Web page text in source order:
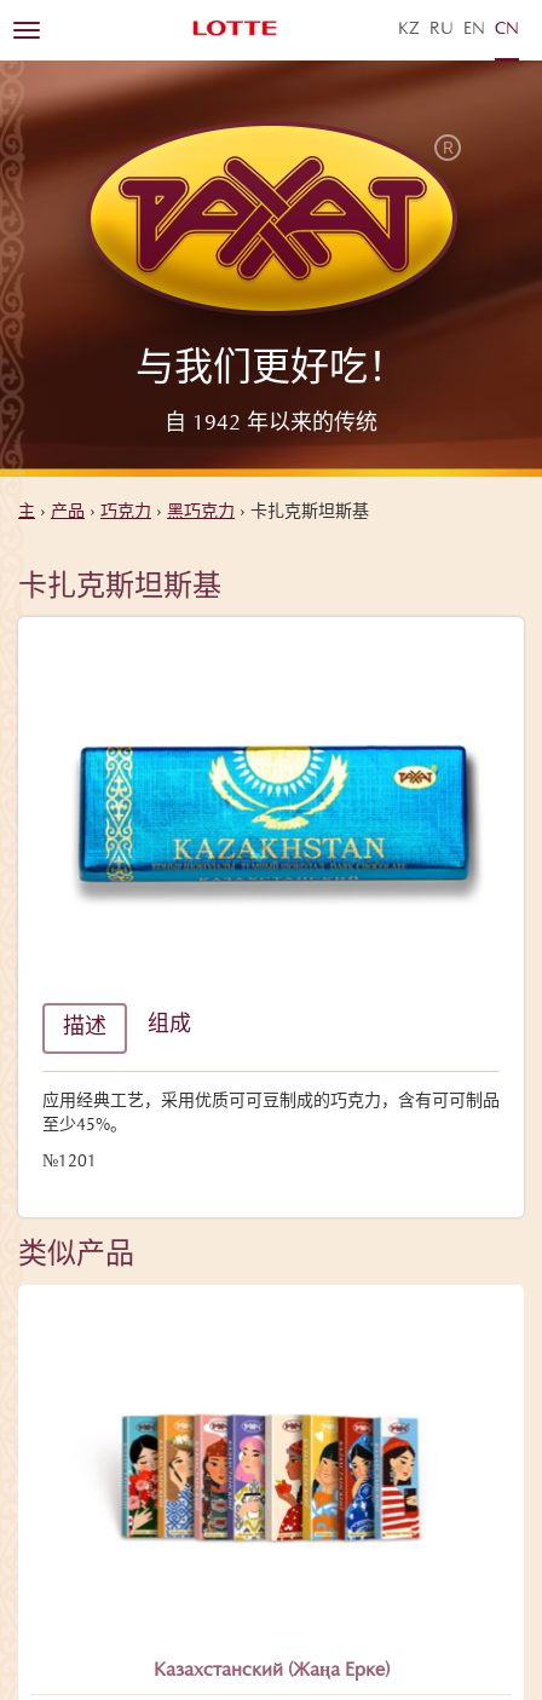
KZ RU EN ZH
与我们更好吃！
自 1942 年以来的传统
Toggle
navigation
主 › 产品 › 巧克力 › 黑巧克力 › 卡扎克斯坦斯基
卡扎克斯坦斯基
描述 组成
应用经典工艺，采用优质可可豆制成的巧克力，含有可可制品
至少45%。
№1201
类似产品
Казахстанский (Жаңа Ерке)